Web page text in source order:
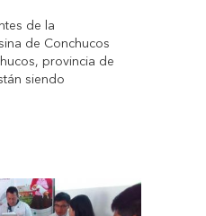
de la
de Conchucos
provincia de
siendo